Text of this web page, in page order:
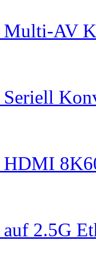
Multi-AV
HDMI
2.5G